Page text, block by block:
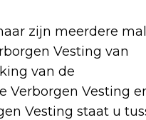
zijn meerdere
Vesting van
van de
Verborgen Vesting
Vesting staat u